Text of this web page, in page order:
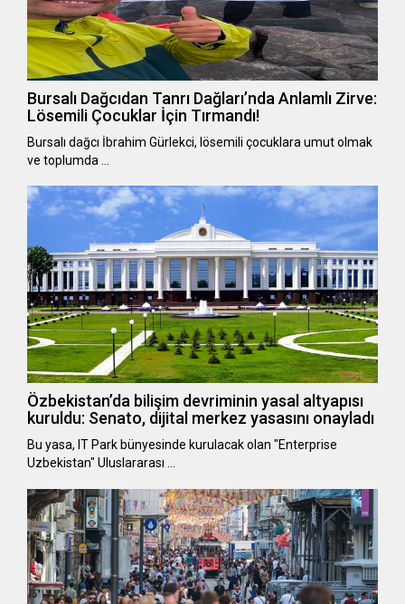
Bursalı Dağcıdan Tanrı Dağları’nda Anlamlı Zirve:
Lösemili Çocuklar İçin Tırmandı!
Bursalı dağcı İbrahim Gürlekci, lösemili çocuklara umut olmak
ve toplumda …
Özbekistan’da bilişim devriminin yasal altyapısı
kuruldu: Senato, dijital merkez yasasını onayladı
Bu yasa, IT Park bünyesinde kurulacak olan "Enterprise
Uzbekistan" Uluslararası …